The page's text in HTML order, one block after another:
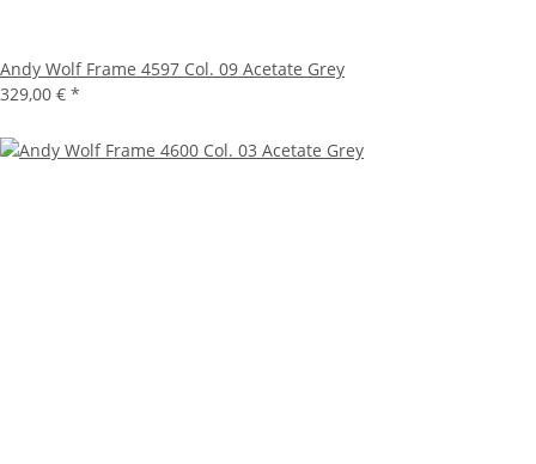
Andy Wolf Frame 4597 Col. 09 Acetate Grey
329,00 € *